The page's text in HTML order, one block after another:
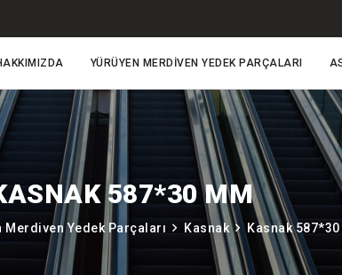
YÜRÜYEN MERDIVEN YEDEK PARÇALARI
587*30 MM
Merdiven Yedek Parçaları Kasnak Kasnak